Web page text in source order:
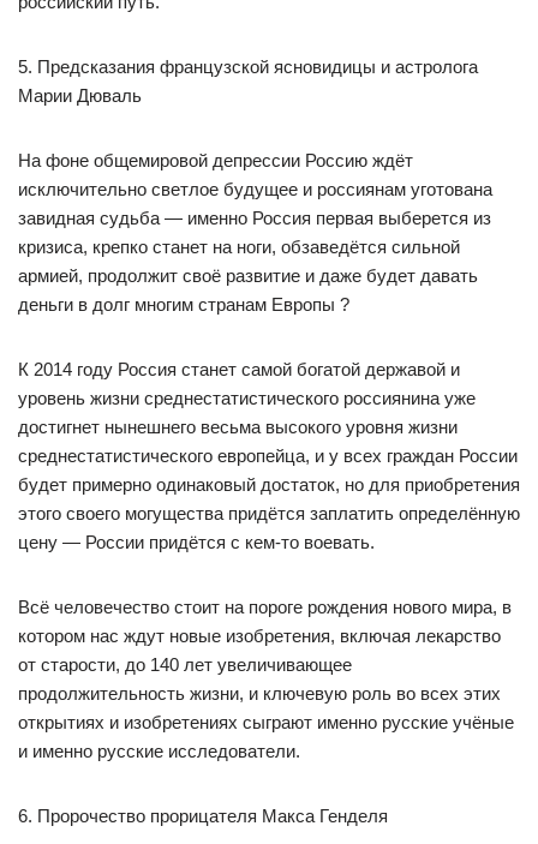
5. Предсказания французской ясновидицы и астролога
Марии Дюваль
На фоне общемировой депрессии Россию ждёт
исключительно светлое будущее и россиянам уготована
завидная судьба — именно Россия первая выберется из
кризиса, крепко станет на ноги, обзаведётся сильной
армией, продолжит своё развитие и даже будет давать
деньги в долг многим странам Европы ?
К 2014 году Россия станет самой богатой державой и
уровень жизни среднестатистического россиянина уже
достигнет нынешнего весьма высокого уровня жизни
среднестатистического европейца, и у всех граждан России
будет примерно одинаковый достаток, но для приобретения
этого своего могущества придётся заплатить определённую
цену — России придётся с кем-то воевать.
Всё человечество стоит на пороге рождения нового мира, в
котором нас ждут новые изобретения, включая лекарство
от старости, до 140 лет увеличивающее
продолжительность жизни, и ключевую роль во всех этих
открытиях и изобретениях сыграют именно русские учёные
и именно русские исследователи.
6. Пророчество прорицателя Макса Генделя